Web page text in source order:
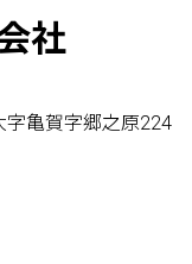
社
字亀賀字郷之原224